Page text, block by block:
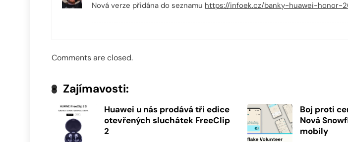
Nová verze přidána do seznamu https://infoek.cz/banky-huawei-honor-
Comments are closed.
Zajímavosti:
Huawei u nás prodává tři edice
otevřených sluchátek FreeClip
2
Boj proti
Nová
mobily